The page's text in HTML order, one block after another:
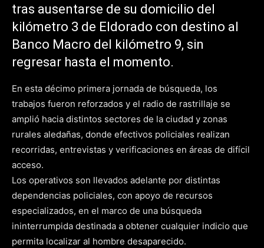
tras ausentarse de su domicilio del
kilómetro 3 de Eldorado con destino al
Banco Macro del kilómetro 9, sin
regresar hasta el momento.
En esta décimo primera jornada de búsqueda, los
trabajos fueron reforzados y el radio de rastrillaje se
amplió hacia distintos sectores de la ciudad y zonas
rurales aledañas, donde efectivos policiales realizan
recorridas, entrevistas y verificaciones en áreas de difícil
acceso.
Los operativos son llevados adelante por distintas
dependencias policiales, con apoyo de recursos
especializados, en el marco de una búsqueda
ininterrumpida destinada a obtener cualquier indicio que
permita localizar al hombre desaparecido.